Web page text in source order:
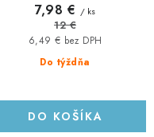
Do týždňa
6,49 € bez DPH
7,98 € / ks
12 €
DO KOŠÍKA